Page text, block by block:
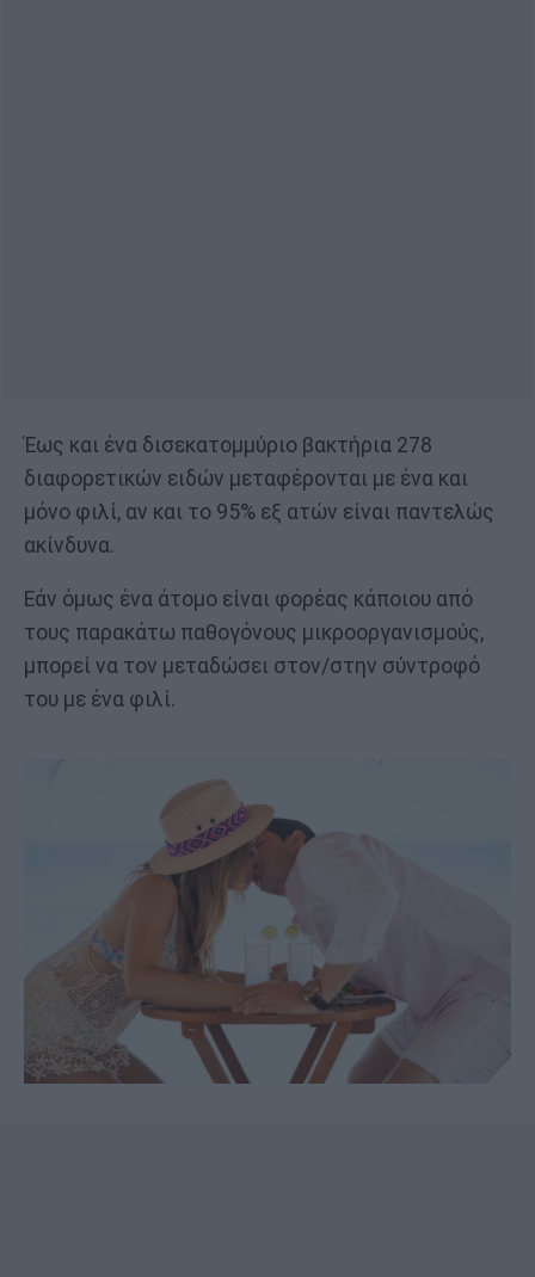
Έως και ένα δισεκατομμύριο βακτήρια 278
διαφορετικών ειδών μεταφέρονται με ένα και
μόνο φιλί, αν και το 95% εξ ατών είναι παντελώς
ακίνδυνα.
Εάν όμως ένα άτομο είναι φορέας κάποιου από
τους παρακάτω παθογόνους μικροοργανισμούς,
μπορεί να τον μεταδώσει στον/στην σύντροφό
του με ένα φιλί.